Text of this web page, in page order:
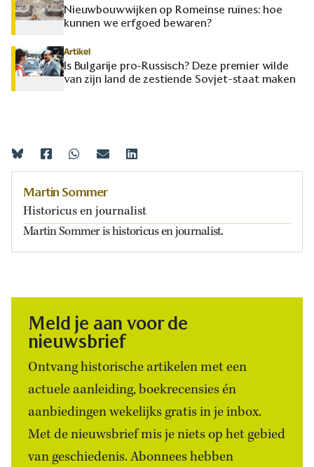
Nieuwbouwwijken op Romeinse ruïnes: hoe
kunnen we erfgoed bewaren?
Artikel
Is Bulgarije pro-Russisch? Deze premier wilde
van zijn land de zestiende Sovjet-staat maken
Martin Sommer
Historicus en journalist
Martin Sommer is historicus en journalist.
Meld je aan voor de
nieuwsbrief
Ontvang historische artikelen met een
actuele aanleiding, boekrecensies én
aanbiedingen wekelijks gratis in je inbox.
Met de nieuwsbrief mis je niets op het gebied
van geschiedenis. Abonnees hebben